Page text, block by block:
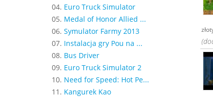
04. Euro Truck Simulator
05. Medal of Honor Allied ...
06. Symulator Farmy 2013
07. Instalacja gry Pou na ...
08. Bus Driver
09. Euro Truck Simulator 2
10. Need for Speed: Hot Pe...
11. Kangurek Kao